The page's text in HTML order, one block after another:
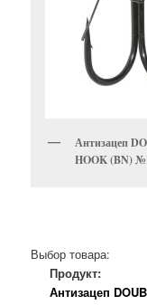
Антизацеп
HOOK (BN) №
Выбор товара:
Продукт:
Антизацеп